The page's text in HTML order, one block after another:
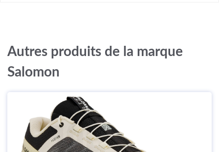
Autres produits de la marque
Salomon